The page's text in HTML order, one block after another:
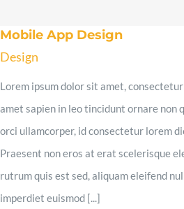
Mobile App Design
Design
Lorem ipsum dolor sit amet,
amet sapien in leo tincidunt ornare non
orci ullamcorper, id consectetur lorem
Praesent non eros at erat scelerisque
rutrum quis est sed, aliquam eleifend
imperdiet euismod [...]